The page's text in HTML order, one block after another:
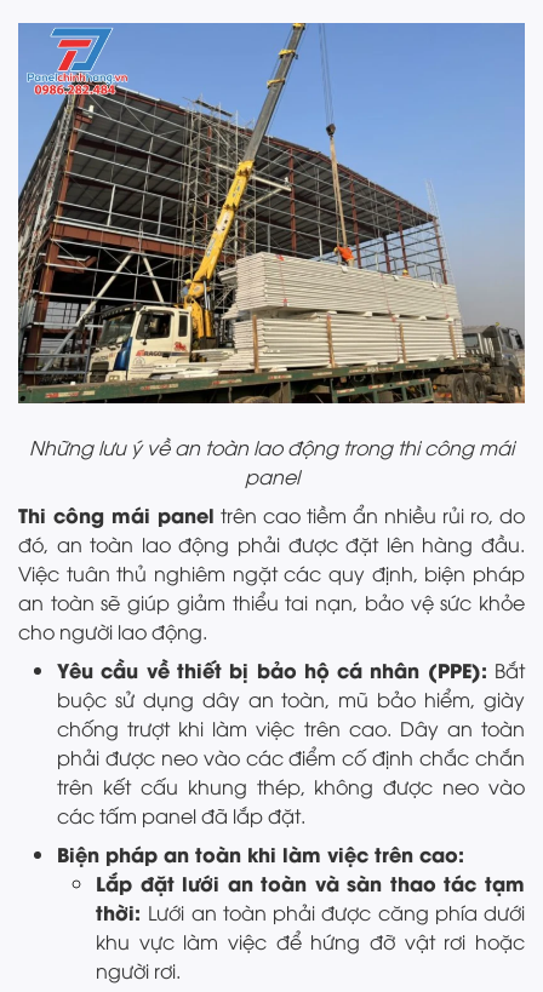
Những lưu ý về an toàn lao động trong thi công mái
panel
Thi công mái panel trên cao tiềm ẩn nhiều rủi ro, do
đó, an toàn lao động phải được đặt lên hàng đầu.
Việc tuân thủ nghiêm ngặt các quy định, biện pháp
an toàn sẽ giúp giảm thiểu tai nạn, bảo vệ sức khỏe
cho người lao động.
Yêu cầu về thiết bị bảo hộ cá nhân (PPE): Bắt
buộc sử dụng dây an toàn, mũ bảo hiểm, giày
chống trượt khi làm việc trên cao. Dây an toàn
phải được neo vào các điểm cố định chắc chắn
trên kết cấu khung thép, không được neo vào
các tấm panel đã lắp đặt.
Biện pháp an toàn khi làm việc trên cao:
Lắp đặt lưới an toàn và sàn thao tác tạm
thời: Lưới an toàn phải được căng phía dưới
khu vực làm việc để hứng đỡ vật rơi hoặc
người rơi.